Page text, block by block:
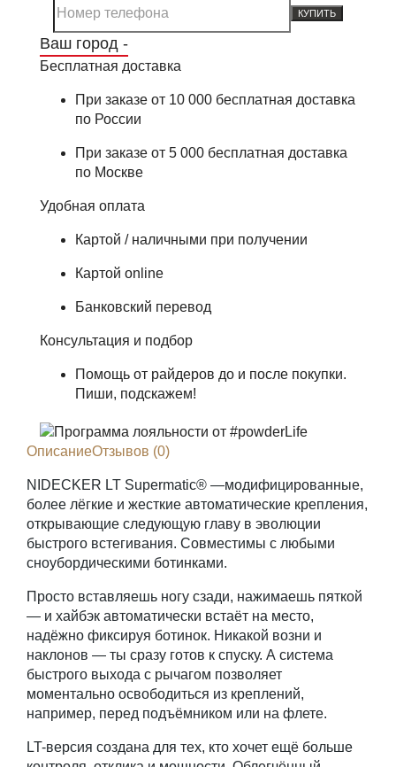
КУПИТЬ
Ваш город -
Бесплатная доставка
При заказе от 10 000 бесплатная доставка
по России
При заказе от 5 000 бесплатная доставка
по Москве
Удобная оплата
Картой / наличными при получении
Картой online
Банковский перевод
Консультация и подбор
Помощь от райдеров до и после покупки.
Пиши, подскажем!
ОписаниеОтзывов (0)
NIDECKER LT Supermatic® —модифицированные,
более лёгкие и жесткие автоматические крепления,
открывающие следующую главу в эволюции
быстрого встегивания. Совместимы с любыми
сноубордическими ботинками.
Просто вставляешь ногу сзади, нажимаешь пяткой
— и хайбэк автоматически встаёт на место,
надёжно фиксируя ботинок. Никакой возни и
наклонов — ты сразу готов к спуску. А система
быстрого выхода с рычагом позволяет
моментально освободиться из креплений,
например, перед подъёмником или на флете.
LT-версия создана для тех, кто хочет ещё больше